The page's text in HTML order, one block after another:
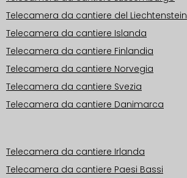
Telecamera da cantiere del Liechtenstein
Telecamera da cantiere Islanda
Telecamera da cantiere Finlandia
Telecamera da cantiere Norvegia
Telecamera da cantiere Svezia
Telecamera da cantiere Danimarca
Telecamera da cantiere Irlanda
Telecamera da cantiere Paesi Bassi